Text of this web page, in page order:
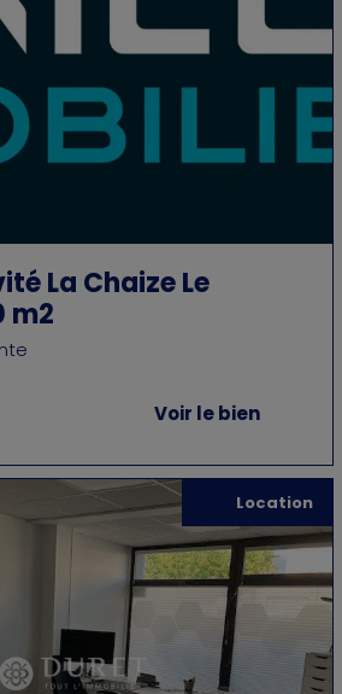
La Chaize Le
m2
Voir le bien
Location